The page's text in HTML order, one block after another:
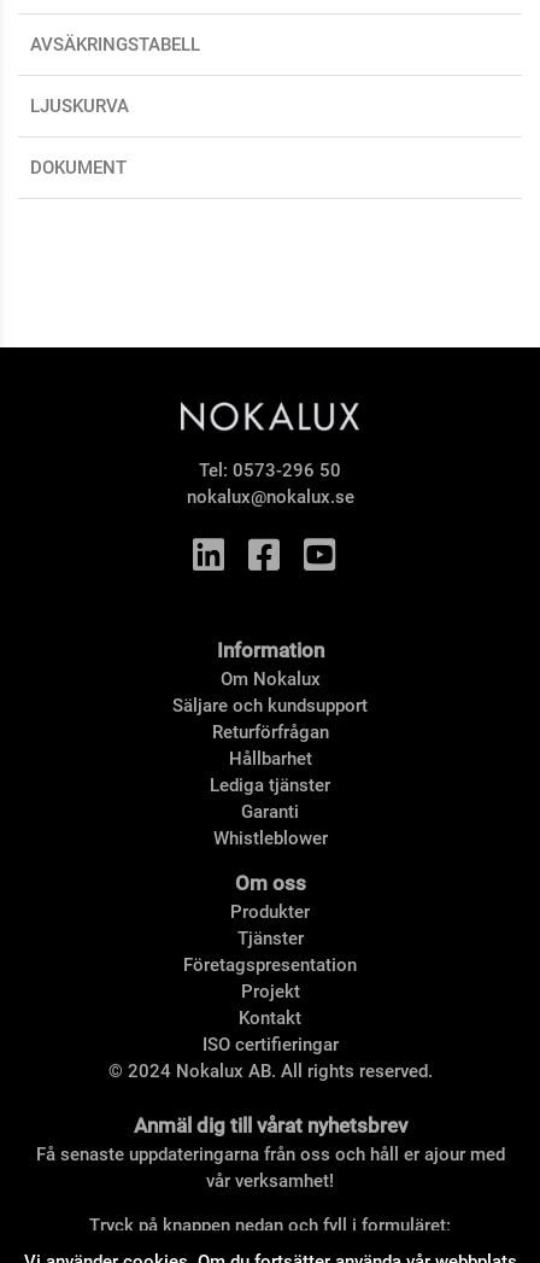
AVSÄKRINGSTABELL
LJUSKURVA
DOKUMENT
Tel: 0573-296 50
nokalux@nokalux.se
Information
Om Nokalux
Säljare och kundsupport
Returförfrågan
Hållbarhet
Lediga tjänster
Garanti
Whistleblower
Om oss
Produkter
Tjänster
Företagspresentation
Projekt
Kontakt
ISO certifieringar
© 2024 Nokalux AB. All rights reserved.
Anmäl dig till vårat nyhetsbrev
Få senaste uppdateringarna från oss och håll er ajour med
vår verksamhet!
Tryck på knappen nedan och fyll i formuläret: